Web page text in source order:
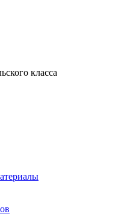
класса